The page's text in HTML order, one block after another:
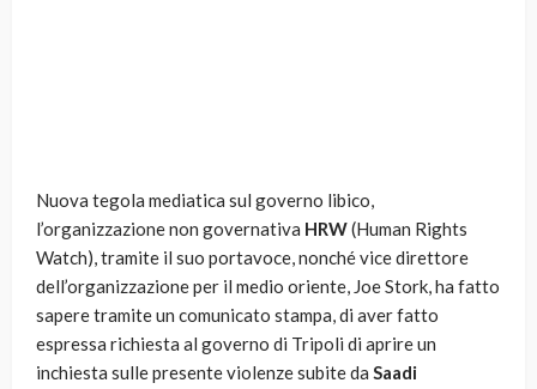
Nuova tegola mediatica sul governo libico,
l’organizzazione non governativa HRW(Human Rights
Watch), tramite il suo portavoce, nonché vice direttore
dell’organizzazione per il medio oriente, Joe Stork, ha fatto
sapere tramite un comunicato stampa, di aver fatto
espressa richiesta al governo di Tripoli di aprire un
inchiesta sulle presente violenze subite da Saadi